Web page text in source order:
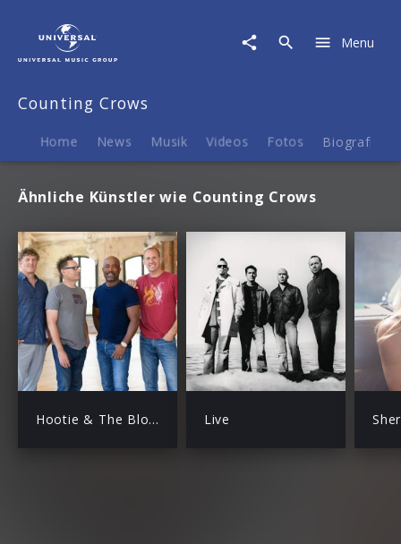
Termine
Menu
Counting Crows
Home News Musik Videos Fotos Biografie
Ähnliche Künstler wie Counting Crows
Hootie & The Blowfish Live